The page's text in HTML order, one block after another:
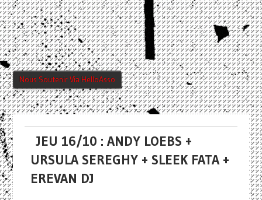
Nous Soutenir Via HelloAsso
JEU 16/10 : ANDY LOEBS +
URSULA SEREGHY + SLEEK FATA +
EREVAN DJ